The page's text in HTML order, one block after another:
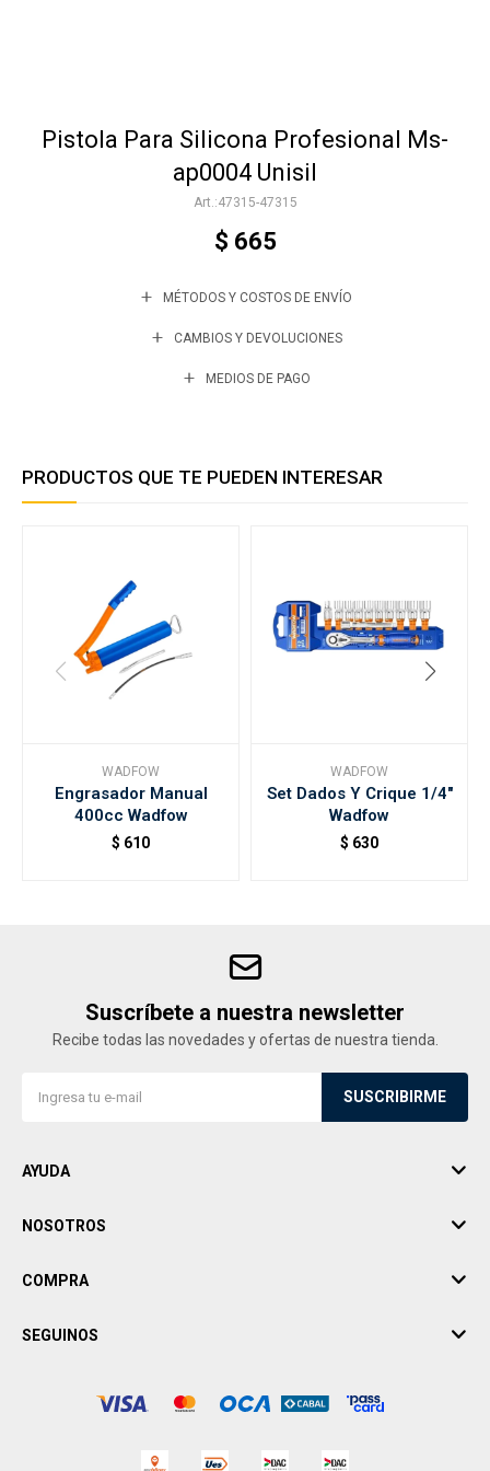
Pistola Para Silicona Profesional Ms-
ap0004 Unisil
47315-47315
$ 665
MÉTODOS Y COSTOS DE ENVÍO
CAMBIOS Y DEVOLUCIONES
MEDIOS DE PAGO
PRODUCTOS QUE TE PUEDEN INTERESAR
WADFOW
Engrasador Manual
400cc Wadfow
$ 610
WADFOW
Set Dados Y Crique 1/4"
Wadfow
$ 630
Suscríbete a nuestra newsletter
Recibe todas las novedades y ofertas de nuestra tienda.
SUSCRIBIRME
AYUDA
NOSOTROS
COMPRA
SEGUINOS
Varios